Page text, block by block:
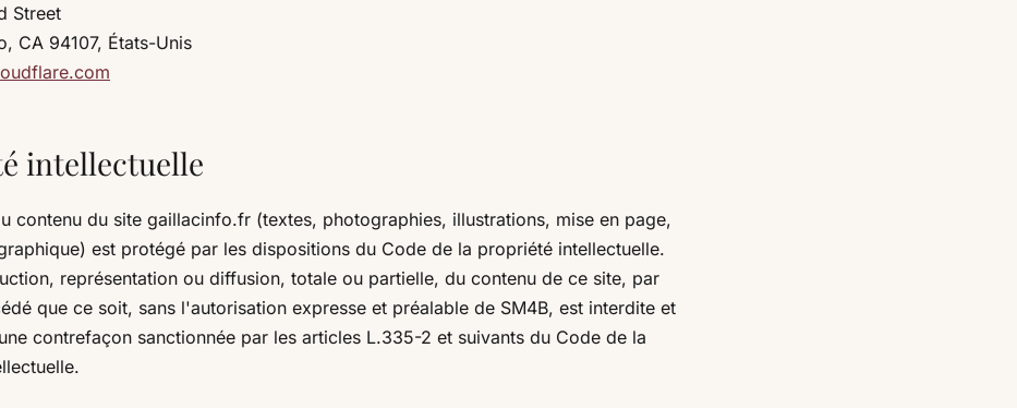
Street
CA 94107, États-Unis
intellectuelle
contenu du site gaillacinfo.fr (textes, photographies, illustrations, mise en page,
est protégé par les dispositions du Code de la propriété intellectuelle.
représentation ou diffusion, totale ou partielle, du contenu de ce site, par
que ce soit, sans l'autorisation expresse et préalable de SM4B, est interdite et
contrefaçon sanctionnée par les articles L.335-2 et suivants du Code de la